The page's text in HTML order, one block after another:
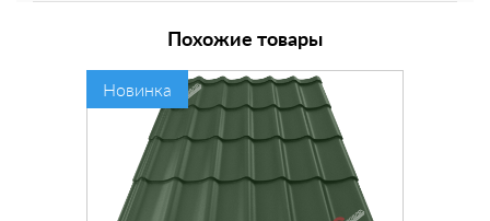
Похожие товары
Новинка